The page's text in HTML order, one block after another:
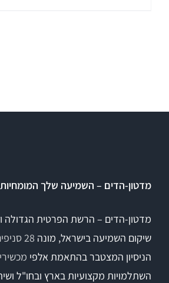
מדטון-הדים – השמיעה שלך
מדטון-הדים – הרשת הפרטית הגדולה
שיקום השמיעה בישראל, מונה 28 סניפים
הניסיון המצטבר בהתאמת אלפי
השתלמויות מקצועיות בארץ ובחו"ל